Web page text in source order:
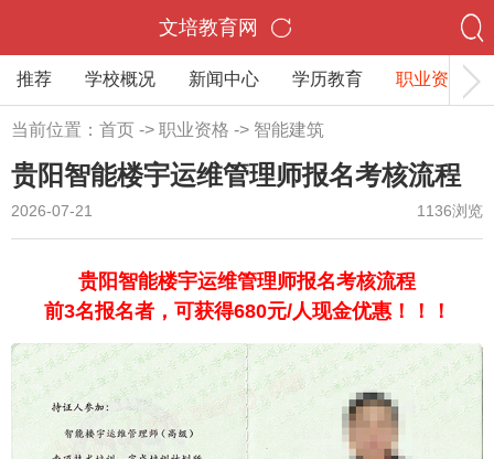
文培教育网
推荐 学校概况 新闻中心 学历教育 职业资格
当前位置： 首页 -> 职业资格 -> 智能建筑
贵阳智能楼宇运维管理师报名考核流程
2026-07-21 1136浏览
贵阳智能楼宇运维管理师报名考核流程
前3名报名者，可获得680元/人现金优惠！！！